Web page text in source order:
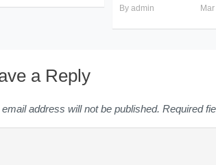
By admin
a Reply
email address will not be published. Required